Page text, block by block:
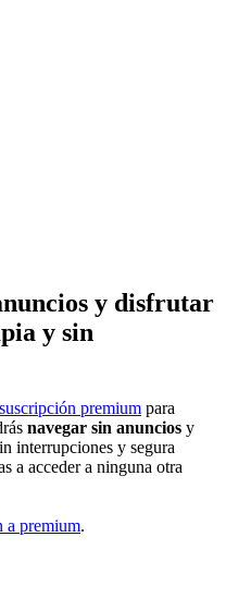
y disfrutar
y sin
suscripción premium para
navegar sin anuncios y
interrupciones y segura
a acceder a ninguna otra
a premium.